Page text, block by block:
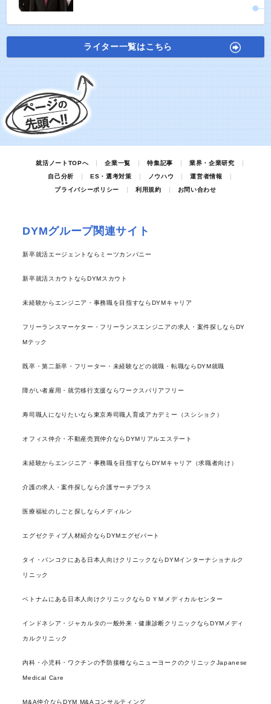
ライター一覧はこちら
就活ノートTOPへ 企業一覧 特集記事
業界・企業研究
自己分析
ES・選考対策 ノウハウ
運営者情報
プライバシーポリシー
利用規約 お問い合わせ
DYMグループ関連サイト
新卒就活エージェントならミーツカンパニー
新卒就活スカウトならDYMスカウト
未経験からエンジニア・事務職を目指すならDYMキャリア
フリーランスマーケター・フリーランスエンジニアの求人・案件探しならDY
Mテック
既卒・第二新卒・フリーター・未経験などの就職・転職ならDYM就職
障がい者雇用・就労移行支援ならワークスバリアフリー
寿司職人になりたいなら東京寿司職人育成アカデミー（スシショク）
オフィス仲介・不動産売買仲介ならDYMリアルエステート
未経験からエンジニア・事務職を目指すならDYMキャリア（求職者向け）
介護の求人・案件探しなら介護サーチプラス
医療福祉のしごと探しならメディルン
エグゼクティブ人材紹介ならDYMエグゼパート
タイ・バンコクにある日本人向けクリニックならDYMインターナショナルク
リニック
ベトナムにある日本人向けクリニックならＤＹＭメディカルセンター
インドネシア・ジャカルタの一般外来・健康診断クリニックならDYMメディ
カルクリニック
内科・小児科・ワクチンの予防接種ならニューヨークのクリニックJapanese
Medical Care
M&A仲介ならDYM M&Aコンサルティング